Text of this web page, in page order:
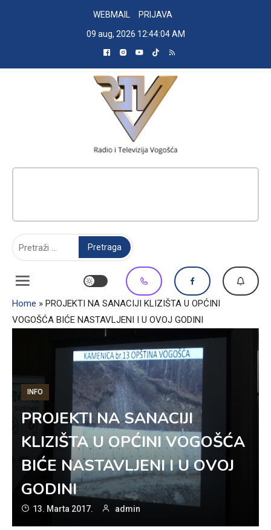
WEBMAIL
PRIJAVA
09 aug, 2026 12:44:05 AM
Home » PROJEKTI NA SANACIJI KLIZIŠTA U OPĆINI
VOGOŠĆA BIĆE NASTAVLJENI I U OVOJ GODINI
INFO
PROJEKTI NA SANACIJI
KLIZIŠTA U OPĆINI VOGOŠĆA
BIĆE NASTAVLJENI I U OVOJ
GODINI
13. Marta 2017. admin